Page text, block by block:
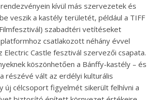
kívül más szervezetek és
veszik a kastély területét, például a TIFF
szabadtéri vetítéseket
csatlakozott néhány évvel
Electric Castle fesztivál szervezői csapata.
köszönhetően a Bánffy-kastély – és
részévé vált az erdélyi kulturális
új célcsoport figyelmét sikerült felhívni a